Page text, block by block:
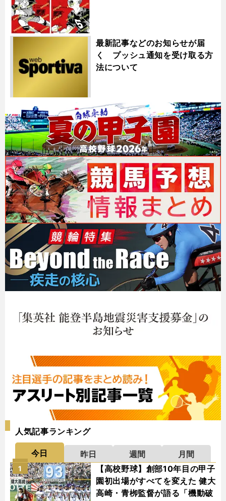
最新記事などのお知らせが届
く プッシュ通知を受け取る方
法について
人気記事ランキング
今日 昨日 週間
月間
【高校野球】創部10年目の甲子
園初出場がすべてを変えた 健大
高崎・青栁監督が語る「機動破
1